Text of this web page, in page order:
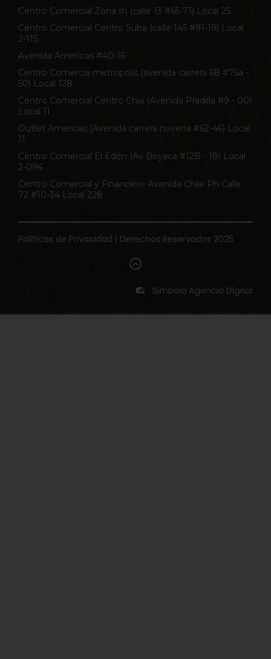
Centro Comercial Zona In (calle 13 #65-71) Local 25
Centro Comercial Centro Suba (calle 145 #91-19) Local
2-115
Avenida Americas #40-16
Centro Comercia metropolis (avenida carrera 68 #75a -
50) Local 128
Centro Comercial Centro Chia (Avenida Pradilla #9 - 00)
Local 11
Outlet Americas (Avenida carrera novena #62-46) Local
11
Centro Comercial El Edén (Av Boyaca #12B - 18) Local
2-094
Centro Comercial y Financiero Avenida Chile Ph Calle
72 #10-34 Local 228
Políticas de Privacidad | Derechos Reservados 2025